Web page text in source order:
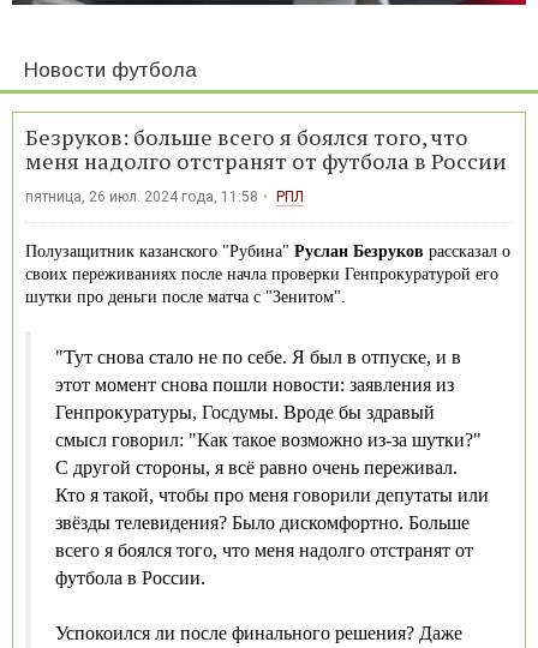
Новости футбола
Безруков: больше всего я боялся того, что
меня надолго отстранят от футбола в России
пятница, 26 июл. 2024 года, 11:58 РПЛ
Полузащитник казанского "Рубина" Руслан Безруков рассказал о
своих переживаниях после начла проверки Генпрокуратурой его
шутки про деньги после матча с "Зенитом".
"Тут снова стало не по себе. Я был в отпуске, и в
этот момент снова пошли новости: заявления из
Генпрокуратуры, Госдумы. Вроде бы здравый
смысл говорил: "Как такое возможно из-за шутки?"
С другой стороны, я всё равно очень переживал.
Кто я такой, чтобы про меня говорили депутаты или
звёзды телевидения? Было дискомфортно. Больше
всего я боялся того, что меня надолго отстранят от
футбола в России.
Успокоился ли после финального решения? Даже